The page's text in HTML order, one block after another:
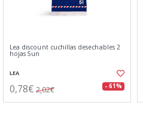
Lea discount cuchillas desechables 2
hojas 5un
LEA
0,78€ 2,02€ - 61%